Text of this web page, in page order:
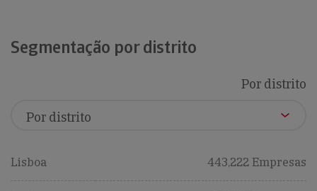
Segmentação por distrito
Por distrito
Lisboa 443,222 Empresas